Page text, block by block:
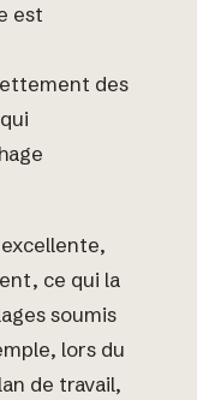
est
des
ce qui la
soumis
lors du
de travail,